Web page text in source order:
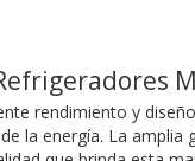
rendimiento y
la energía. La amplia